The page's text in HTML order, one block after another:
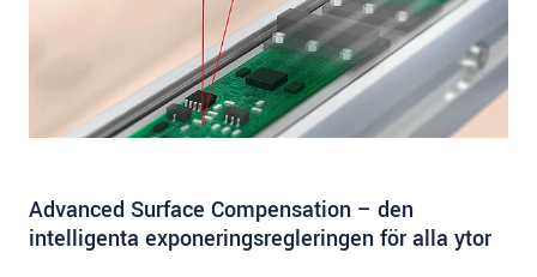
Advanced Surface Compensation – den
intelligenta exponeringsregleringen för alla ytor